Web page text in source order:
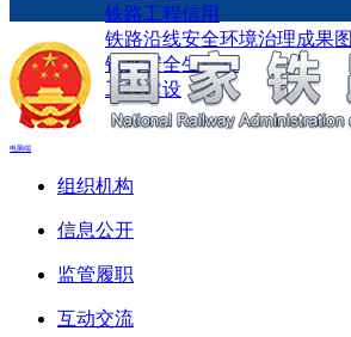
铁路工程信用
铁路沿线安全环境治理成果
铁路安全生产月
工程建设
电脑端
组织机构
信息公开
监管履职
互动交流